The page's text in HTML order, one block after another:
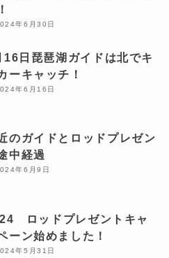
年6月30日
16日琵琶湖ガイドは北でキ
ーキャッチ！
年6月16日
のガイドとロッドプレゼン
中経過
年6月9日
ロッドプレゼントキャ
ーン始めました！
年5月31日